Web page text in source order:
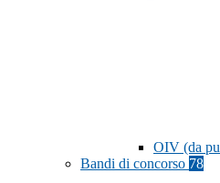
OIV (da
Bandi di concorso 78